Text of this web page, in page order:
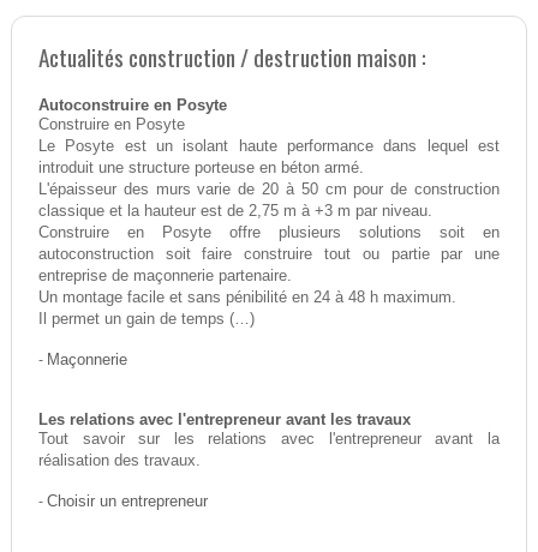
Actualités construction / destruction maison :
Autoconstruire en Posyte
Construire en Posyte
Le Posyte est un isolant haute performance dans lequel est
introduit une structure porteuse en béton armé.
L'épaisseur des murs varie de 20 à 50 cm pour de construction
classique et la hauteur est de 2,75 m à +3 m par niveau.
Construire en Posyte offre plusieurs solutions soit en
autoconstruction soit faire construire tout ou partie par une
entreprise de maçonnerie partenaire.
Un montage facile et sans pénibilité en 24 à 48 h maximum.
Il permet un gain de temps (…)
- Maçonnerie
Les relations avec l'entrepreneur avant les travaux
Tout savoir sur les relations avec l'entrepreneur avant la
réalisation des travaux.
- Choisir un entrepreneur